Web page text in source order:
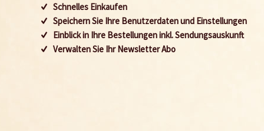
Schnelles Einkaufen
Speichern Sie Ihre Benutzerdaten und Einstellungen
Einblick in Ihre Bestellungen inkl. Sendungsauskunft
Verwalten Sie Ihr Newsletter Abo